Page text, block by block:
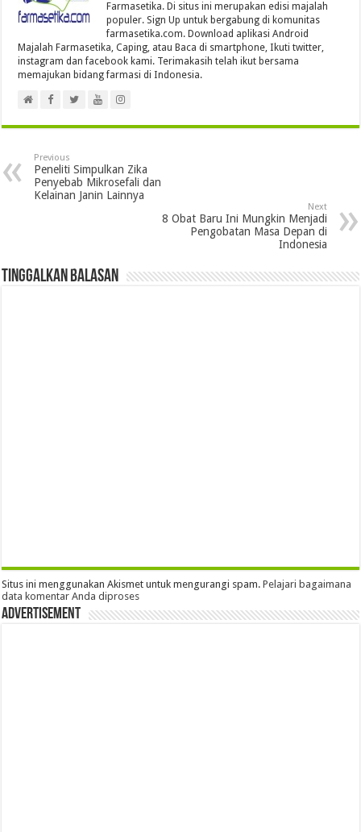
Farmasetika. Di situs ini merupakan edisi majalah
populer. Sign Up untuk bergabung di komunitas
farmasetika.com. Download aplikasi Android
Majalah Farmasetika, Caping, atau Baca di smartphone, Ikuti twitter,
instagram dan facebook kami. Terimakasih telah ikut bersama
memajukan bidang farmasi di Indonesia.
Previous
Peneliti Simpulkan Zika
Penyebab Mikrosefali dan
Kelainan Janin Lainnya
Next
8 Obat Baru Ini Mungkin Menjadi
Pengobatan Masa Depan di
Indonesia
Tinggalkan Balasan
Situs ini menggunakan Akismet untuk mengurangi spam.Pelajari bagaimana
data komentar Anda diproses
Advertisement